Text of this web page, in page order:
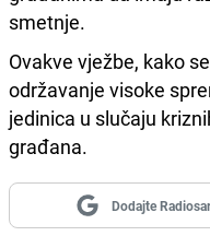
smetnje.
Ovakve vježbe, kako
održavanje visoke
jedinica u slučaju
građana.
Dodajte